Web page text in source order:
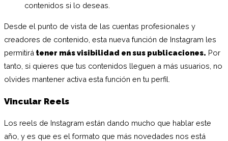
contenidos si lo deseas.
Desde el punto de vista de las cuentas profesionales y
creadores de contenido, esta nueva función de Instagram les
permitirá tener más visibilidad en sus publicaciones. Por
tanto, si quieres que tus contenidos lleguen a más usuarios, no
olvides mantener activa esta función en tu perfil.
Vincular Reels
Los reels de Instagram están dando mucho que hablar este
año, y es que es el formato que más novedades nos está